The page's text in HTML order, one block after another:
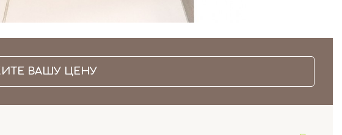
ВАШУ ЦЕНУ